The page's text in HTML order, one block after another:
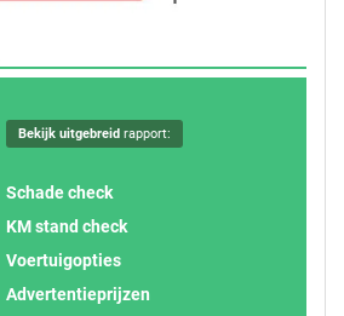
Bekijk uitgebreidrapport:
Schade check
KM stand check
Voertuigopties
Advertentieprijzen